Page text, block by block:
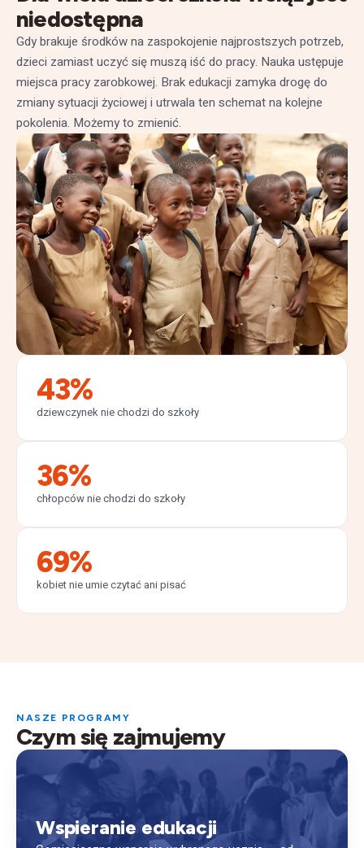
niedostępna
Gdy brakuje środków na zaspokojenie najprostszych potrzeb,
dzieci zamiast uczyć się muszą iść do pracy. Nauka ustępuje
miejsca pracy zarobkowej. Brak edukacji zamyka drogę do
zmiany sytuacji życiowej i utrwala ten schemat na kolejne
pokolenia. Możemy to zmienić.
43%
dziewczynek nie chodzi do szkoły
36%
chłopców nie chodzi do szkoły
69%
kobiet nie umie czytać ani pisać
NASZE PROGRAMY
Czym się zajmujemy
Wspieranie edukacji